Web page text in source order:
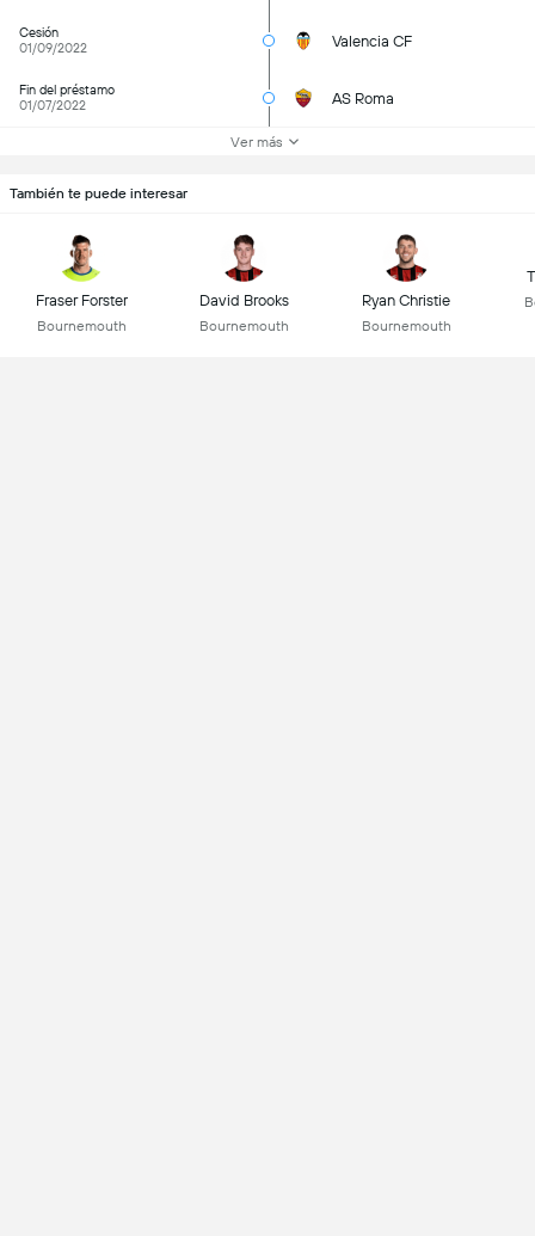
Cesión
01/09/2022
Valencia CF
Fin del préstamo
01/07/2022
AS Roma
Ver más
También te puede interesar
Fraser Forster
Bournemouth
David Brooks
Bournemouth
Ryan Christie
Bournemouth